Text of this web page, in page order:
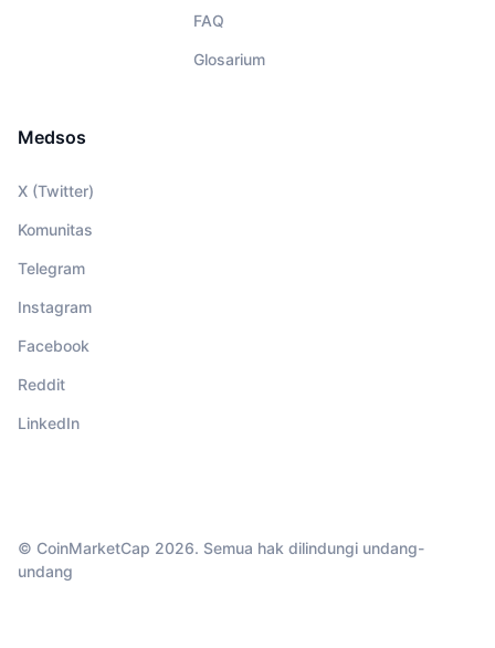
FAQ
Glosarium
Medsos
X (Twitter)
Komunitas
Telegram
Instagram
Facebook
Reddit
LinkedIn
© CoinMarketCap 2026. Semua hak dilindungi undang-
undang